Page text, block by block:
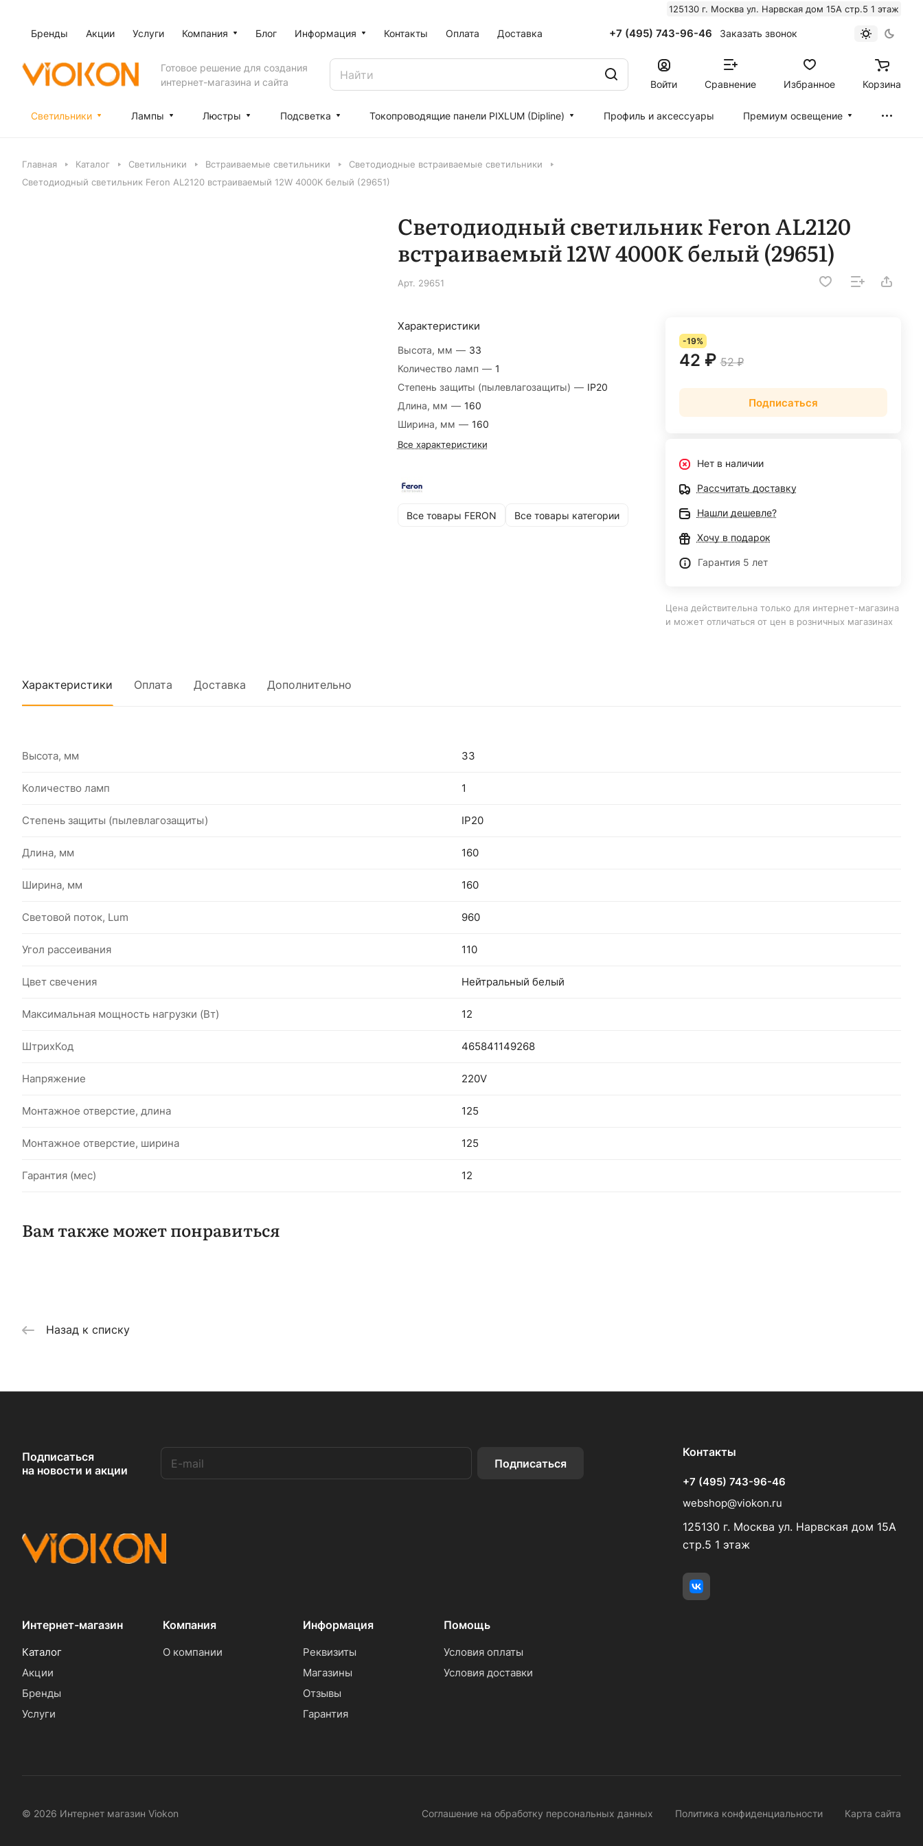
125130 г. Москва ул. Нарвская дом 15А стр.5 1 этаж
Бренды Акции Услуги Компания Блог Информация Контакты Оплата Доставка +7 (495) 743-96-46 Заказать звонок
Готовое решение для создания
интернет-магазина и сайта
Войти Сравнение Избранное Корзина
Светильники Лампы Люстры Подсветка Токопроводящие панели PIXLUM (Dipline) Профиль и аксессуары Премиум освещение
Главная Каталог Светильники Встраиваемые светильники
Светодиодные встраиваемые светильники
Светодиодный светильник Feron AL2120 встраиваемый 12W 4000K белый (29651)
Светодиодный светильник Feron AL2120
встраиваемый 12W 4000K белый (29651)
Арт. 29651
Характеристики
Высота, мм — 33
Количество ламп — 1
Степень защиты (пылевлагозащиты) — IP20
Длина, мм — 160
Ширина, мм — 160
Все характеристики
Все товары FERON Все товары категории
-19%
42 ₽ 52 ₽
Подписаться
Нет в наличии
Рассчитать доставку
Нашли дешевле?
Хочу в подарок
Гарантия 5 лет
Цена действительна только для интернет-магазина
и может отличаться от цен в розничных магазинах
Характеристики Оплата Доставка Дополнительно
Высота, мм 33
Количество ламп 1
Степень защиты (пылевлагозащиты) IP20
Длина, мм 160
Ширина, мм 160
Световой поток, Lum 960
Угол рассеивания 110
Цвет свечения Нейтральный белый
Максимальная мощность нагрузки (Вт) 12
ШтрихКод 465841149268
Напряжение 220V
Монтажное отверстие, длина 125
Монтажное отверстие, ширина 125
Гарантия (мес) 12
Вам также может понравиться
Назад к списку
Подписаться
на новости и акции
Подписаться
Интернет-магазин
Каталог
Акции
Бренды
Услуги
Компания
О компании
Информация
Реквизиты
Магазины
Отзывы
Гарантия
Помощь
Условия оплаты
Условия доставки
Контакты
+7 (495) 743-96-46
webshop@viokon.ru
125130 г. Москва ул. Нарвская дом 15А
стр.5 1 этаж
© 2026 Интернет магазин Viokon Соглашение на обработку персональных данных Политика конфиденциальности Карта сайта